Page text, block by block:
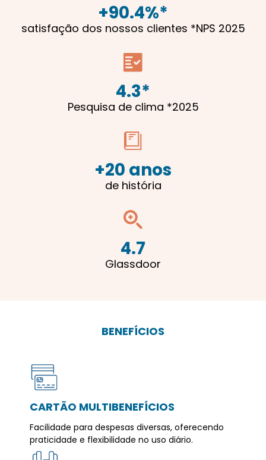
satisfação dos nossos clientes *NPS 2025
+90.4%*
Pesquisa de clima *2025
4.3*
de história
+20 anos
Glassdoor
4.7
BENEFÍCIOS
CARTÃO MULTIBENEFÍCIOS
Facilidade para despesas diversas, oferecendo
praticidade e flexibilidade no uso diário.